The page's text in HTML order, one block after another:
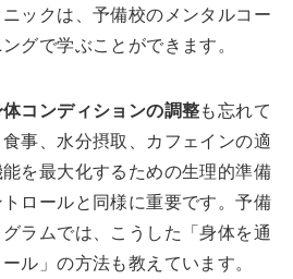
ックは、予備校のメンタルコー
グで学ぶことができます。
コンディションの調整も忘れて
事、水分摂取、カフェインの適
を最大化するための生理的準備
ロールと同様に重要です。予備
ラムでは、こうした「身体を通
ル」の方法も教えています。